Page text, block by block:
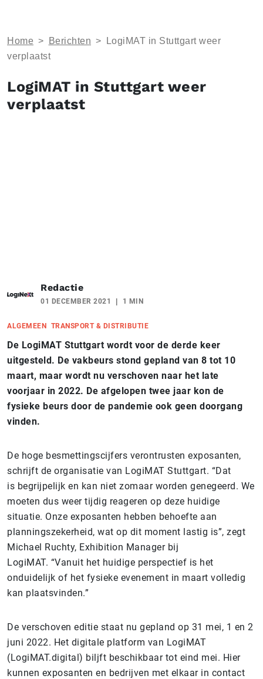
Home > Berichten >
LogiMAT in Stuttgart weer
verplaatst
LogiMAT in Stuttgart weer
verplaatst
Redactie
01 DECEMBER 2021 1 MIN
ALGEMEEN TRANSPORT & DISTRIBUTIE
De LogiMAT Stuttgart wordt voor de derde keer
uitgesteld. De vakbeurs stond gepland van 8 tot 10
maart, maar wordt nu verschoven naar het late
voorjaar in 2022. De afgelopen twee jaar kon de
fysieke beurs door de pandemie ook geen doorgang
vinden.
De hoge besmettingscijfers verontrusten exposanten,
schrijft de organisatie van LogiMAT Stuttgart. “Dat
is begrijpelijk en kan niet zomaar worden genegeerd. We
moeten dus weer tijdig reageren op deze huidige
situatie. Onze exposanten hebben behoefte aan
planningszekerheid, wat op dit moment lastig is”, zegt
Michael Ruchty, Exhibition Manager bij
LogiMAT. “Vanuit het huidige perspectief is het
onduidelijk of het fysieke evenement in maart volledig
kan plaatsvinden.”
De verschoven editie staat nu gepland op 31 mei, 1 en 2
juni 2022. Het digitale platform van LogiMAT
(LogiMAT.digital) biljft beschikbaar tot eind mei. Hier
kunnen exposanten en bedrijven met elkaar in contact